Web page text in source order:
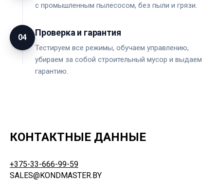
с промышленным пылесосом, без пыли и грязи.
04 Проверка и гарантия
Тестируем все режимы, обучаем управлению,
убираем за собой строительный мусор и выдаем
гарантию.
КОНТАКТНЫЕ ДАННЫЕ
+375-33-666-99-59
SALES@KONDMASTER.BY